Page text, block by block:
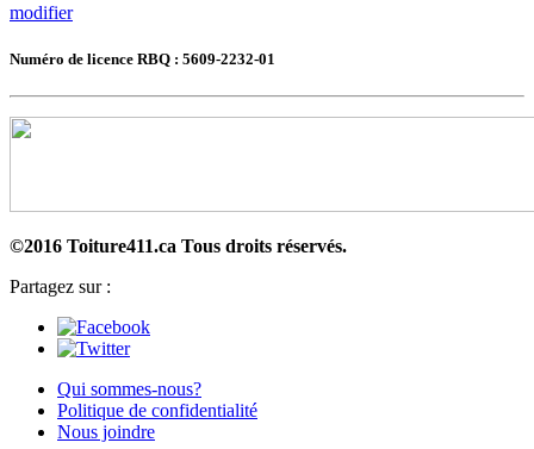
modifier
Numéro de licence RBQ : 5609-2232-01
©2016 Toiture411.ca Tous droits réservés.
Partagez sur :
Qui sommes-nous?
Politique de confidentialité
Nous joindre